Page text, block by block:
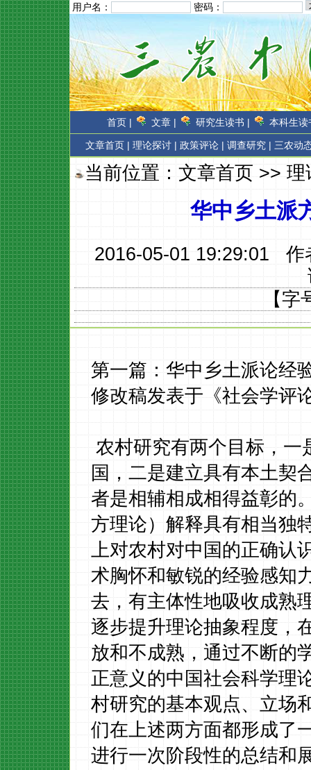
用户名： 密码：
首页 | 文章 | 研究生读书 | 本科生读
文章首页 | 理论探讨 | 政策评论 | 调查研究 | 三农动
当前位置：文章首页>>理
华中乡土派
2016-05-01 19:29:01 作
【字
第一篇：华中乡土派论经
修改稿发表于《社会学评
农村研究有两个目标，一
国，二是建立具有本土契
者是相辅相成相得益彰的
方理论）解释具有相当独
上对农村对中国的正确认
术胸怀和敏锐的经验感知
去，有主体性地吸收成熟
逐步提升理论抽象程度，
放和不成熟，通过不断的
正意义的中国社会科学理
村研究的基本观点、立场
们在上述两方面都形成了
进行一次阶段性的总结和